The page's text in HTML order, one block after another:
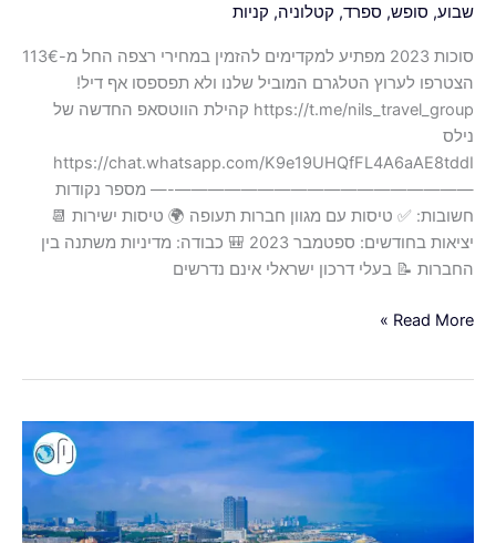
שבוע,סופש,ספרד,קטלוניה,קניות
סוכות 2023 מפתיע למקדימים להזמין במחירי רצפה החל מ-113€
הצטרפו לערוץ הטלגרם המוביל שלנו ולא תפספסו אף דיל!
https://t.me/nils_travel_group קהילת הווטסאפ החדשה של
נילס
https://chat.whatsapp.com/K9e19UHQfFL4A6aAE8tddI
——————————————————-— מספר נקודות
חשובות: ✅ טיסות עם מגוון חברות תעופה 🌍 טיסות ישירות 📆
יציאות בחודשים: ספטמבר 2023 🎒 כבודה: מדיניות משתנה בין
החברות 📝 בעלי דרכון ישראלי אינם נדרשים
Read More »